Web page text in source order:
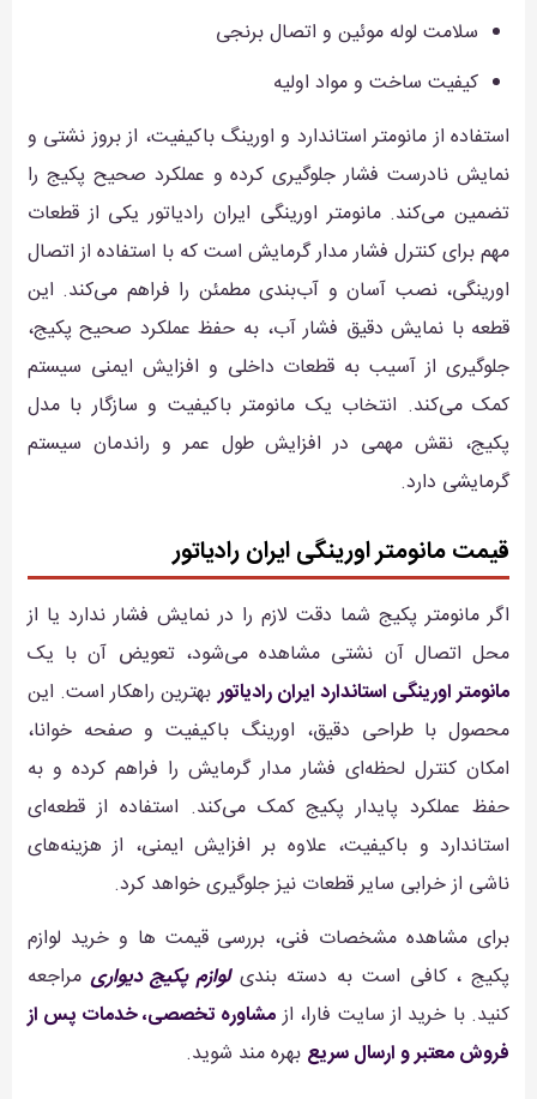
سلامت لوله موئین و اتصال برنجی
کیفیت ساخت و مواد اولیه
استفاده از مانومتر استاندارد و اورینگ باکیفیت، از بروز نشتی و
نمایش نادرست فشار جلوگیری کرده و عملکرد صحیح پکیج را
تضمین می‌کند. مانومتر اورینگی ایران رادیاتور یکی از قطعات
مهم برای کنترل فشار مدار گرمایش است که با استفاده از اتصال
اورینگی، نصب آسان و آب‌بندی مطمئن را فراهم می‌کند. این
قطعه با نمایش دقیق فشار آب، به حفظ عملکرد صحیح پکیج،
جلوگیری از آسیب به قطعات داخلی و افزایش ایمنی سیستم
کمک می‌کند. انتخاب یک مانومتر باکیفیت و سازگار با مدل
پکیج، نقش مهمی در افزایش طول عمر و راندمان سیستم
گرمایشی دارد.
قیمت مانومتر اورینگی ایران رادیاتور
اگر مانومتر پکیج شما دقت لازم را در نمایش فشار ندارد یا از
محل اتصال آن نشتی مشاهده می‌شود، تعویض آن با یک
مانومتر اورینگی استاندارد ایران رادیاتوربهترین راهکار است. این
محصول با طراحی دقیق، اورینگ باکیفیت و صفحه خوانا،
امکان کنترل لحظه‌ای فشار مدار گرمایش را فراهم کرده و به
حفظ عملکرد پایدار پکیج کمک می‌کند. استفاده از قطعه‌ای
استاندارد و باکیفیت، علاوه بر افزایش ایمنی، از هزینه‌های
ناشی از خرابی سایر قطعات نیز جلوگیری خواهد کرد.
برای مشاهده مشخصات فنی، بررسی قیمت ها و خرید لوازم
پکیج ، کافی است به دسته بندیلوازم پکیج دیواریمراجعه
کنید. با خرید از سایت فارا، ازمشاوره تخصصی، خدمات پس از
فروش معتبر و ارسال سریع بهره مند شوید.